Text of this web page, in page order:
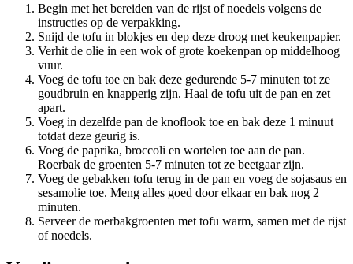
Begin met het bereiden van de rijst of noedels volgens de
instructies op de verpakking.
Snijd de tofu in blokjes en dep deze droog met keukenpapier.
Verhit de olie in een wok of grote koekenpan op middelhoog
vuur.
Voeg de tofu toe en bak deze gedurende 5-7 minuten tot ze
goudbruin en knapperig zijn. Haal de tofu uit de pan en zet
apart.
Voeg in dezelfde pan de knoflook toe en bak deze 1 minuut
totdat deze geurig is.
Voeg de paprika, broccoli en wortelen toe aan de pan.
Roerbak de groenten 5-7 minuten tot ze beetgaar zijn.
Voeg de gebakken tofu terug in de pan en voeg de sojasaus en
sesamolie toe. Meng alles goed door elkaar en bak nog 2
minuten.
Serveer de roerbakgroenten met tofu warm, samen met de rijst
of noedels.